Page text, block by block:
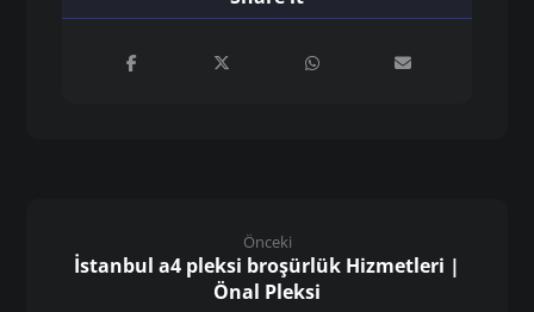
Önceki
İstanbul a4 pleksi broşürlük Hizmetleri |
Önal Pleksi